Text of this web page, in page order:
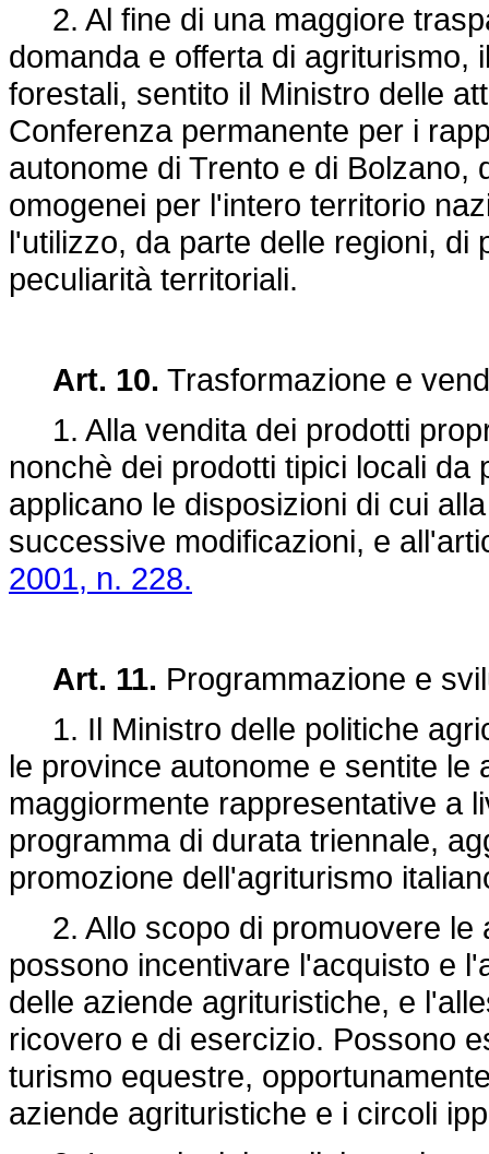
2. Al fine di una maggiore
domanda e offerta di agriturismo,
forestali, sentito il Ministro delle
Conferenza permanente per i
autonome di Trento e di
omogenei per l'intero territorio
l'utilizzo, da parte delle regioni, di
peculiarità territoriali.
Art. 10. Trasformazione e
1. Alla vendita dei prodotti
nonchè dei prodotti tipici locali
applicano le disposizioni di cui
successive modificazioni, e
2001, n. 228.
Art. 11. Programmazione e
1. Il Ministro delle politiche
le province autonome e sentite
maggiormente rappresentative a
programma di durata triennale,
promozione dell'agriturismo
2. Allo scopo di promuovere le
possono incentivare l'acquisto e
delle aziende agrituristiche, e
ricovero e di esercizio. Possono
turismo equestre,
aziende agrituristiche e i circoli